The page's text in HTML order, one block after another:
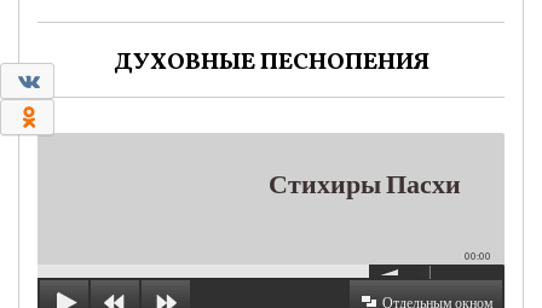
ДУХОВНЫЕ ПЕСНОПЕНИЯ
Стихиры Пасхи
00:00
Отдельным окном